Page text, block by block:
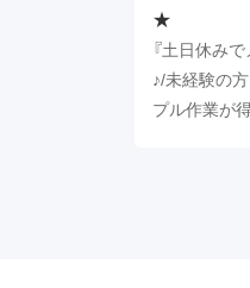
★
『土日休み
♪/未経験の
プル作業が